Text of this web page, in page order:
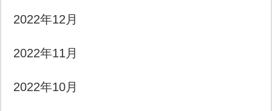
2022年12月
2022年11月
2022年10月